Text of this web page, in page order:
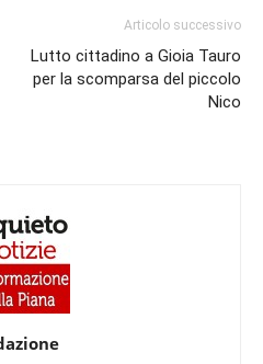
Articolo successivo
Lutto cittadino a Gioia Tauro
per la scomparsa del piccolo
Nico